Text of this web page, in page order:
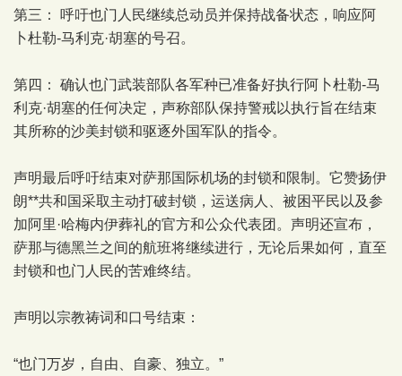
第三： 呼吁也门人民继续总动员并保持战备状态，响应阿
卜杜勒-马利克·胡塞的号召。
第四： 确认也门武装部队各军种已准备好执行阿卜杜勒-马
利克·胡塞的任何决定，声称部队保持警戒以执行旨在结束
其所称的沙美封锁和驱逐外国军队的指令。
声明最后呼吁结束对萨那国际机场的封锁和限制。它赞扬伊
朗**共和国采取主动打破封锁，运送病人、被困平民以及参
加阿里·哈梅内伊葬礼的官方和公众代表团。声明还宣布，
萨那与德黑兰之间的航班将继续进行，无论后果如何，直至
封锁和也门人民的苦难终结。
声明以宗教祷词和口号结束：
“也门万岁，自由、自豪、独立。”